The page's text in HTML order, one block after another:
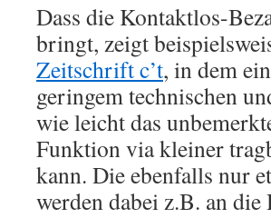
Dass die Kontaktlos-
bringt, zeigt
Zeitschrift c’t, in dem
geringem technischen
wie leicht das
Funktion via kleiner
kann. Die ebenfalls nur
werden dabei z.B. an die